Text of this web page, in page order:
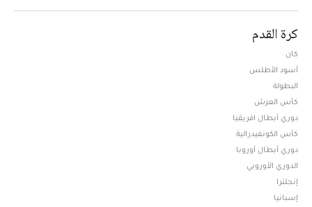
كرة القدم
كان
أسود الأطلس
البطولة
كأس العرش
دوري أبطال افريقيا
كأس الكونفيدرالية
دوري أبطال أوروبا
الدوري الأوروبي
إنجلترا
إسبانيا